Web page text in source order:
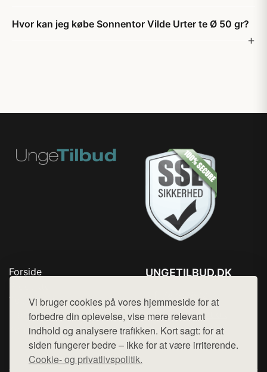
Vi bruger cookies på vores hjemmeside for at
forbedre din oplevelse, vise mere relevant
indhold og analysere trafikken. Kort sagt: for at
siden fungerer bedre – ikke for at være irriterende.
Cookie- og privatlivspolitik.
Hvor kan jeg købe Sonnentor Vilde Urter te Ø 50 gr?
Forside
Top Rabatter
Blog
Kontakt
UNGETILBUD.DK
Mail: hej@want.dk
Cookie- og privatlivspolitik